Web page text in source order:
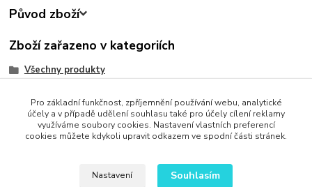
Původ zboží
Zboží zařazeno v kategoriích
Všechny produkty
Krása a zdraví
Pro základní funkčnost, zpříjemnění používání webu, analytické
účely a v případě udělení souhlasu také pro účely cílení reklamy
využíváme soubory cookies. Nastavení vlastních preferencí
cookies můžete kdykoli upravit odkazem ve spodní části stránek.
Nastavení Souhlasím